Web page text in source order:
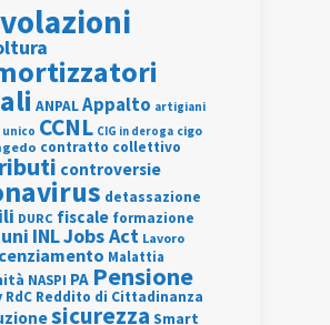
ANPALAppalto artigiani
unico CCNL CIG in deroga cigo
contratto collettivo
controversie
detassazione
DURC fiscale formazione
INLJobs Act Lavoro
Malattia
NASPI PA Pensione
RdC Reddito di Cittadinanza
sicurezza Smart